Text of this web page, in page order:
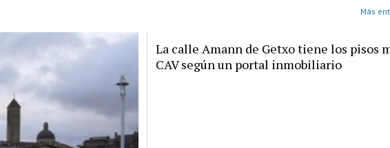
Más
La calle Amann de Getxo tiene los pisos
CAV según un portal inmobiliario